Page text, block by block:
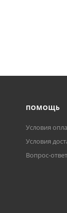
ПОМОЩЬ
Условия
Условия
Вопрос-ответ